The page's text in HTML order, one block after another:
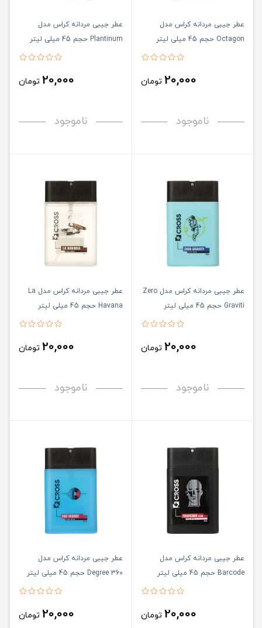
عطر جیبی مردانه کراس مدل
Octagon حجم 45 میلی لیتر
20,000 تومان
ناموجود
عطر جیبی مردانه کراس مدل
Plantinum حجم 45 میلی لیتر
20,000 تومان
ناموجود
عطر جیبی مردانه کراس مدل Zero
Graviti حجم 45 میلی لیتر
20,000 تومان
ناموجود
عطر جیبی مردانه کراس مدل La
Havana حجم 45 میلی لیتر
20,000 تومان
ناموجود
عطر جیبی مردانه کراس مدل
Barcode حجم 45 میلی لیتر
20,000 تومان
عطر جیبی مردانه کراس مدل
Degree 360 حجم 45 میلی لیتر
20,000 تومان